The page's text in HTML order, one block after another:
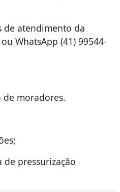
de atendimento da
WhatsApp (41) 99544-
de moradores.
pressurização